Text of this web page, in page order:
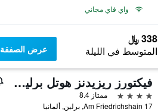
واي فاي مجاني
338 ﷼
المتوسط في الليلة عرض الصفقة
فيكتورز ريزيدنز هوتل برلين ميت
4 نجوم
ممتاز 8.4
Am Friedrichshain 17, برلين, ألمانيا